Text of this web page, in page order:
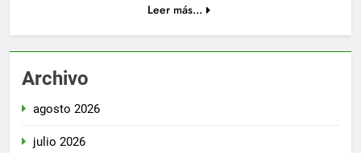
Leer más...
Archivo
agosto 2026
julio 2026